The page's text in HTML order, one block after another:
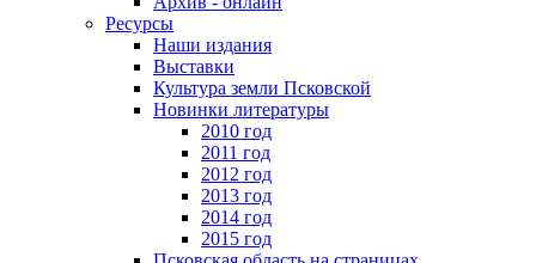
Ресурсы
Наши издания
Выставки
Культура земли Псковской
Новинки литературы
2010 год
2011 год
2012 год
2013 год
2014 год
2015 год